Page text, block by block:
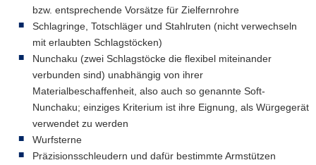
bzw. entsprechende Vorsätze für Zielfernrohre
Schlagringe, Totschläger und Stahlruten (nicht verwechseln
mit erlaubten Schlagstöcken)
Nunchaku (zwei Schlagstöcke die flexibel miteinander
verbunden sind) unabhängig von ihrer
Materialbeschaffenheit, also auch so genannte Soft-
Nunchaku; einziges Kriterium ist ihre Eignung, als Würgegerät
verwendet zu werden
Wurfsterne
Präzisionsschleudern und dafür bestimmte Armstützen